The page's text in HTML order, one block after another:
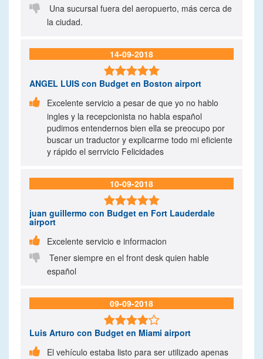

Una sucursal fuera del aeropuerto, más cerca de
la ciudad.
14-09-2018

ANGEL LUIS con Budget en Boston airport

Excelente servicio a pesar de que yo no hablo
ingles y la recepcionista no habla español
pudimos entendernos bien ella se preocupo por
buscar un traductor y explicarme todo mi eficiente
y rápido el serrvicio Felicidades
10-09-2018

juan guillermo con Budget en Fort Lauderdale
airport

Excelente servicio e informacion

Tener siempre en el front desk quien hable
español
09-09-2018

Luis Arturo con Budget en Miami airport

El vehículo estaba listo para ser utilizado apenas